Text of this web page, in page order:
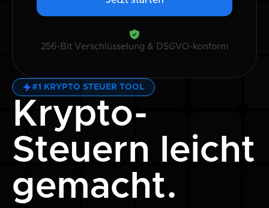
#1 KRYPTO STEUER TOOL
Krypto-
Steuern leicht
gemacht.
256-Bit Verschlüsselung & DSGVO-konform